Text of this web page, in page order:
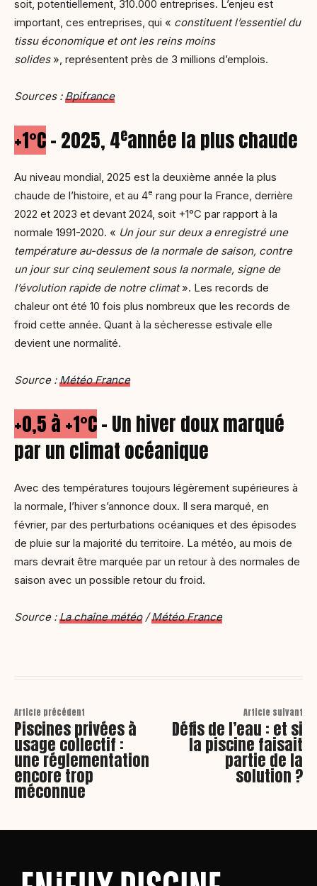
soit, potentiellement, 310.000 entreprises. L’enjeu est
important, ces entreprises, qui « constituent l’essentiel du
tissu économique et ont les reins moins
solides», représentent près de 3 millions d’emplois.
Sources :Bpifrance
+1°C– 2025, 4eannée la plus chaude
Au niveau mondial, 2025 est la deuxième année la plus
chaude de l’histoire, et au 4e rang pour la France, derrière
2022 et 2023 et devant 2024, soit +1°C par rapport à la
normale 1991-2020. « Un jour sur deux a enregistré une
température au-dessus de la normale de saison, contre
un jour sur cinq seulement sous la normale, signe de
l’évolution rapide de notre climat». Les records de
chaleur ont été 10 fois plus nombreux que les records de
froid cette année. Quant à la sécheresse estivale elle
devient une normalité.
Source :Météo France
+0,5 à +1°C– Un hiver doux marqué
par un climat océanique
Avec des températures toujours légèrement supérieures à
la normale, l’hiver s’annonce doux. Il sera marqué, en
février, par des perturbations océaniques et des épisodes
de pluie sur la majorité du territoire. La météo, au mois de
mars devrait être marquée par un retour à des normales de
saison avec un possible retour du froid.
Source :La chaîne météo/Météo France
Article précédent
Piscines privées à
usage collectif :
une réglementation
encore trop
méconnue
Article suivant
Défis de l’eau : et si
la piscine faisait
partie de la
solution ?